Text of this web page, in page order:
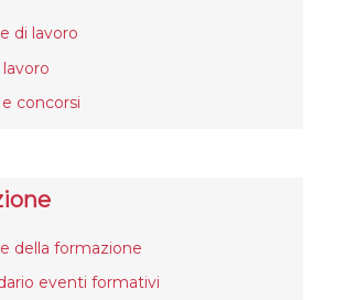
di lavoro
concorsi
della formazione
eventi formativi